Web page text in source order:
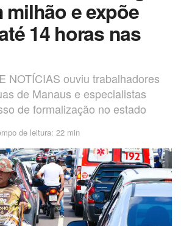
milhão e expõe
14 horas nas
NOTÍCIAS ouviu trabalhadores
de Manaus e especialistas
de formalização no estado
de leitura: 22 min